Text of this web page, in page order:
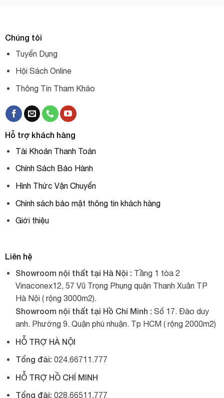
Chúng tôi
Tuyển Dụng
Hội Sách Online
Thông Tin Tham Khảo
Hỗ trợ khách hàng
Tài Khoản Thanh Toán
Chính Sách Bảo Hành
Hình Thức Vận Chuyển
Chính sách bảo mật thông tin khách hàng
Giới thiệu
Liên hệ
Showroom nội thất tại Hà Nội : Tầng 1 tòa 2
Vinaconex12, 57 Vũ Trọng Phụng quận Thanh Xuân TP
Hà Nội ( rộng 3000m2).
Showroom nội thất tại Hồ Chí Minh : Số 17. Đào duy
anh. Phường 9. Quận phú nhuận. Tp HCM ( rộng 2000m2)
HỖ TRỢ HÀ NỘI
Tổng đài: 024.66711.777
HỖ TRỢ HỒ CHÍ MINH
Tổng đài: 028.66511.777